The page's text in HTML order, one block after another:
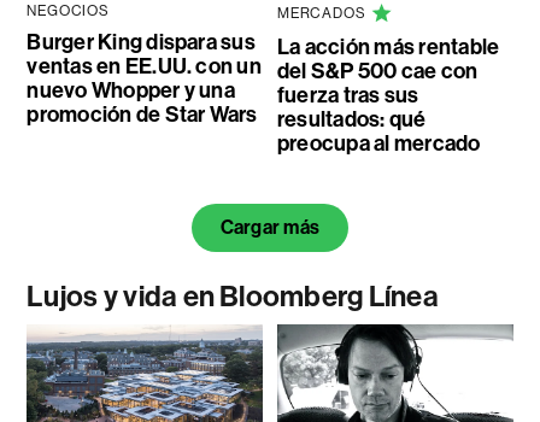
NEGOCIOS
Burger King dispara sus
ventas en EE.UU. con un
nuevo Whopper y una
promoción de Star Wars
MERCADOS
La acción más rentable
del S&P 500 cae con
fuerza tras sus
resultados: qué
preocupa al mercado
Cargar más
Lujos y vida en Bloomberg Línea